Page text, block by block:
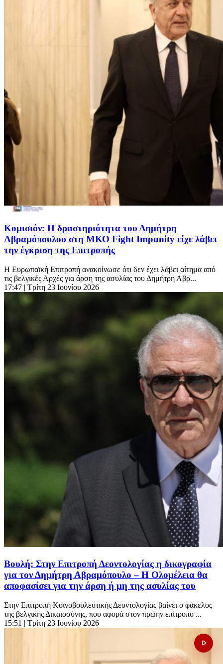
Κομισιόν: Η δραστηριότητα του Δημήτρη
Αβραμόπουλου στη ΜΚΟ Fight Impunity είχε λάβει
την έγκριση της Επιτροπής
Η Ευρωπαϊκή Επιτροπή ανακοίνωσε ότι δεν έχει λάβει αίτημα από
τις βελγικές Αρχές για άρση της ασυλίας του Δημήτρη Αβρ...
17:47 | Τρίτη 23 Ιουνίου 2026
Βουλή: Στην Επιτροπή Δεοντολογίας η δικογραφία
για τον Δημήτρη Αβραμόπουλο – Η Ολομέλεια θα
αποφασίσει για την άρση ή μη της ασυλίας του
Στην Επιτροπή Κοινοβουλευτικής Δεοντολογίας βαίνει ο φάκελος
της βελγικής Δικαιοσύνης, που αφορά στον πρώην επίτροπο ...
15:51 | Τρίτη 23 Ιουνίου 2026